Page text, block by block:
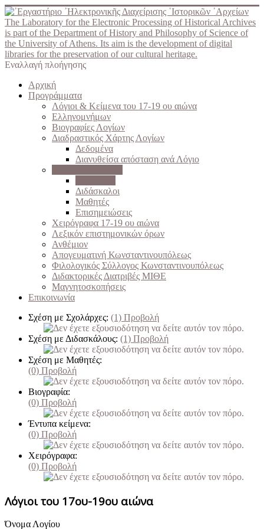
The Laboratory for the Electronic Processing of Historical Archives
is part of the Department of History and Philosophy of Science of
the University of Athens. Its aim is the development of digital
libraries for the preservation of our cultural heritage.
Εναλλαγή πλοήγησης
Αρχική
Προγράμματα
Λόγιοι & Κείμενα του 17-19 ου αιώνα
Ελληνομνήμων
Βιογραφίες Λογίων
Διαδραστικός Χάρτης Λογίων
Δεδομένα
Διανυθείσα απόσταση ανά Λόγιο
Διδάσκαλοι
Μαθητές
Επισημειώσεις
Χειρόγραφα 17-19 ου αιώνα
Λεξικόν επιστημονικών όρων
Ανθέμιον
Απογευματινή Κωνσταντινουπόλεως
Φιλολογικός Σύλλογος Κωνσταντινουπόλεως
Διδακτορικές Διατριβές ΜΙΘΕ
Μαγνητοσκοπήσεις
Επικοινωνία
Σχέση με Σχολάρχες: (1) Προβολή
Σχέση με Διδασκάλους: (1) Προβολή
Σχέση με Μαθητές:
(0) Προβολή
Βιογραφία:
(0) Προβολή
Έντυπα κείμενα:
(0) Προβολή
Χειρόγραφα:
(0) Προβολή
Λόγιοι του 17ου-19ου αιώνα
Όνομα Λογίου